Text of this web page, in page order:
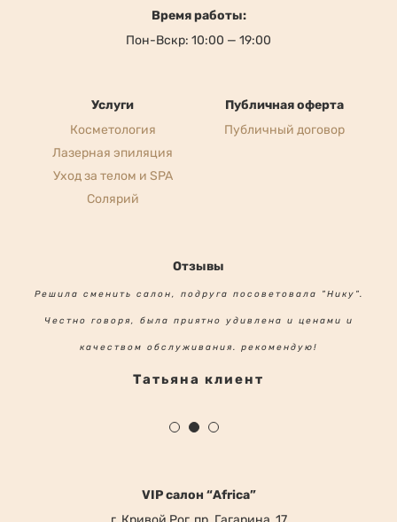
(067) 564-48-80
Время работы:
Услуги
Косметология
Лазерная эпиляция
Уход за телом и SPA
Публичная оферта
Отзывы
Решила сменить салон, подруга посоветовала "Нику".
Честно говоря, была приятно удивлена и ценами и
VIP салон “Africa”